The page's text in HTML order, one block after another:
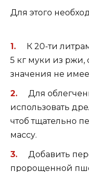
Для этого
К 20-ти
5 кг муки из ржи,
значения не
Для
использовать
чтоб тщательно
массу.
Добавить
пророщенной